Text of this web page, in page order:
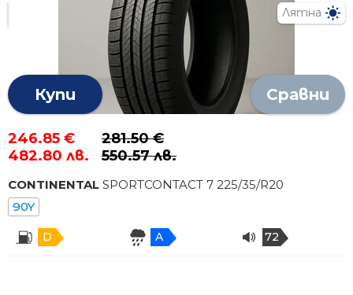
Лятна
Купи Сравни
246.85 €
482.80 лв.
281.50 €
550.57 лв.
CONTINENTAL SPORTCONTACT 7 225/35/R20
90Y
D A 72